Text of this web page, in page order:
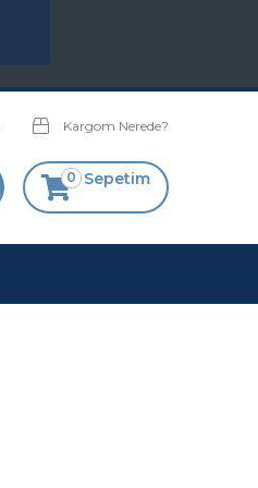
Kargom Nerede?
Sepetim
0